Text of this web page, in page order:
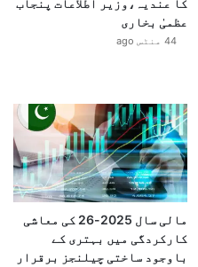
کا عندیہ،وزیر اطلاعات پنجاب
عظمیٰ بخاری
44 منٹس ago
مالی سال 2025-26 کی معاشی
کارکردگی میں بہتری کے
باوجود ساختی چیلنجز برقرار